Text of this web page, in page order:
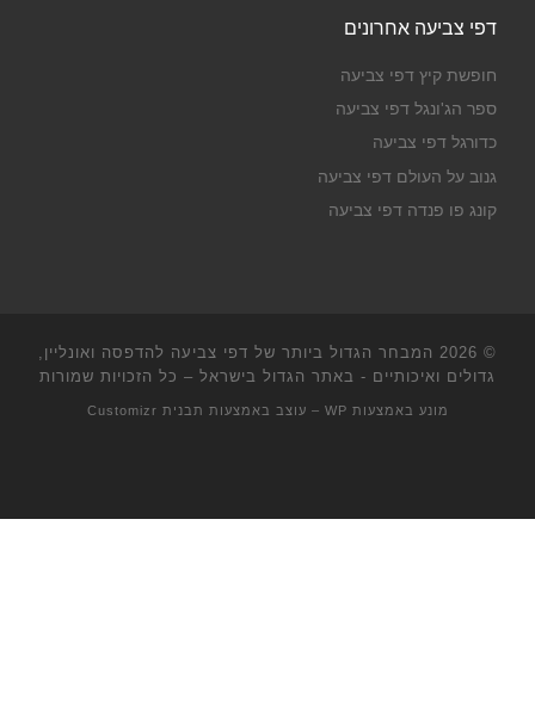
דפי צביעה אחרונים
חופשת קיץ דפי צביעה
ספר הג'ונגל דפי צביעה
כדורגל דפי צביעה
גנוב על העולם דפי צביעה
קונג פו פנדה דפי צביעה
© 2026
המבחר הגדול ביותר של דפי צביעה להדפסה ואונליין,
גדולים ואיכותיים - באתר הגדול בישראל – כל הזכויות שמורות
מונע באמצעות WP – עוצב באמצעות תבנית Customizr